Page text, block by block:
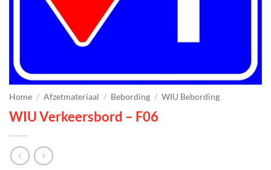
Home / Afzetmateriaal / Bebording / WIU Bebording
WIU Verkeersbord – F06